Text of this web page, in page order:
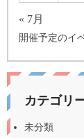
« 7月
開催予定のイ
カテゴリ
未分類